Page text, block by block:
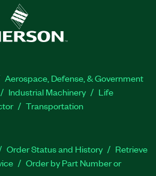
Aerospace, Defense, & Government
Industrial Machinery
Life
Transportation
Order Status and History
Retrieve
Order by Part Number or